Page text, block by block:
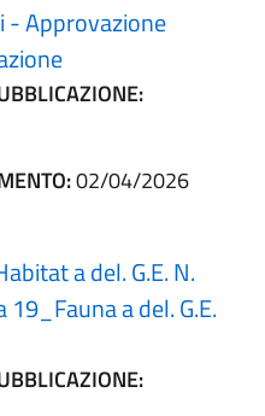
Approvazione
02/04/2026
a del. G.E. N.
a del. G.E.